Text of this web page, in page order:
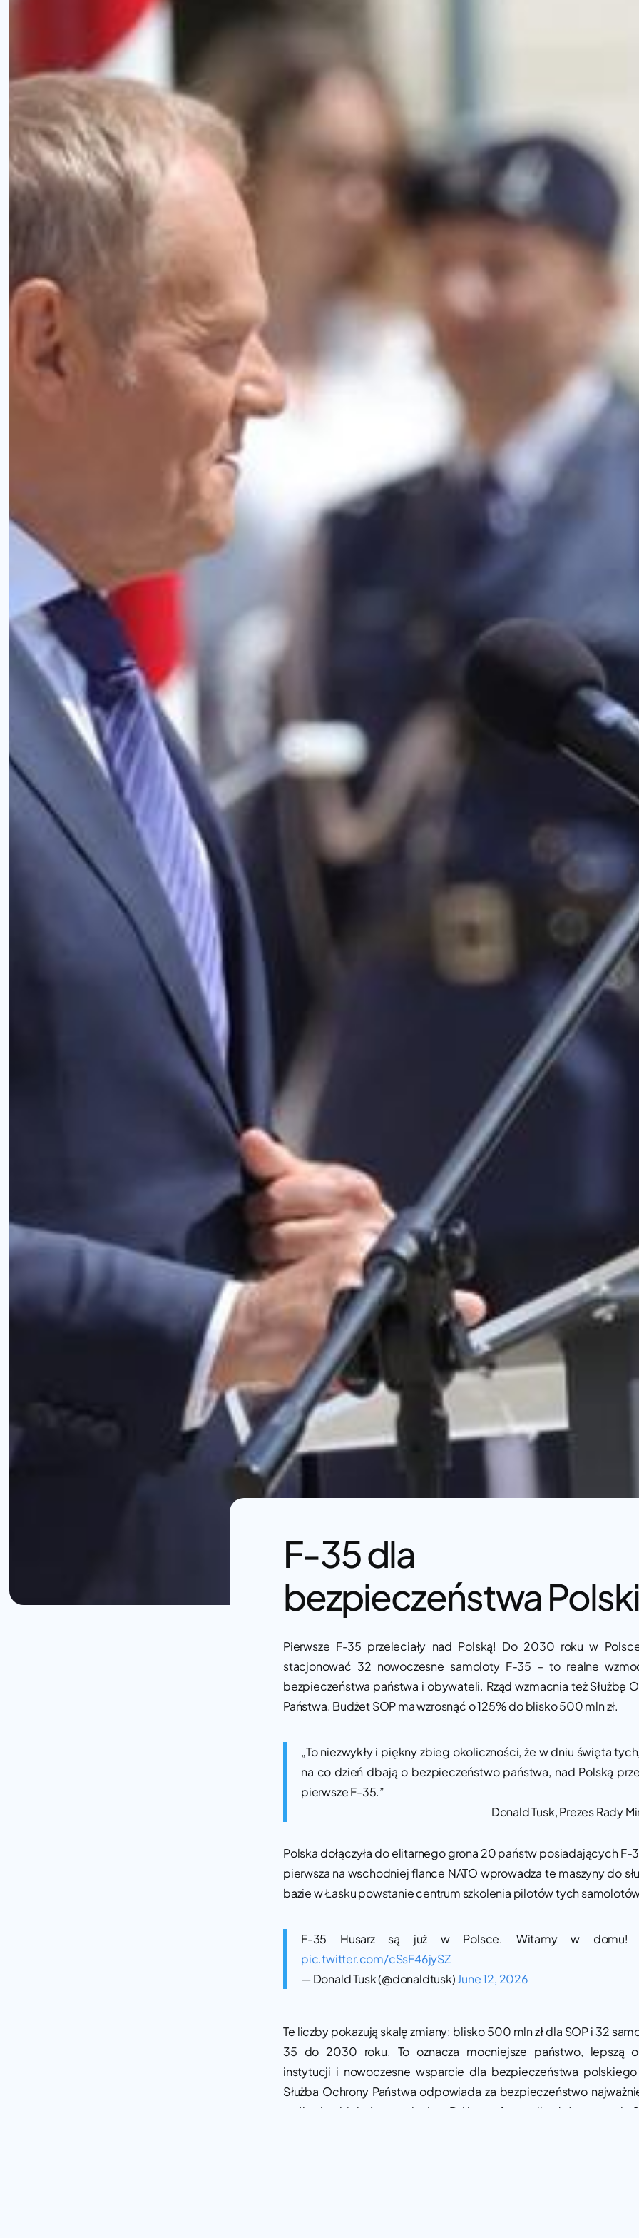
F‑35 dla
bezpieczeństwa
Pierwsze F-35 przeleciały nad Polską! Do 2030 roku w
stacjonować 32 nowoczesne samoloty F-35 – to realne
bezpieczeństwa państwa i obywateli. Rząd wzmacnia też Służbę
Państwa. Budżet SOP ma wzrosnąć o 125% do blisko 500 mln zł.
„To niezwykły i piękny zbieg okoliczności, że w dniu święta
na co dzień dbają o bezpieczeństwo państwa, nad Polską
pierwsze F-35.”
Donald Tusk, Prezes Rady
Polska dołączyła do elitarnego grona 20 państw posiadających F-
pierwsza na wschodniej flance NATO wprowadza te maszyny do
bazie w Łasku powstanie centrum szkolenia pilotów tych
F-35 Husarz są już w Polsce. Witamy w
pic.twitter.com/cSsF46jySZ
— Donald Tusk (@donaldtusk)June 12, 2026
Te liczby pokazują skalę zmiany: blisko 500 mln zł dla SOP i 32
35 do 2030 roku. To oznacza mocniejsze państwo, lepszą
instytucji i nowoczesne wsparcie dla bezpieczeństwa
Służba Ochrony Państwa odpowiada za bezpieczeństwo
osób i obiektów w kraju. Dziś w formacji służy ponad